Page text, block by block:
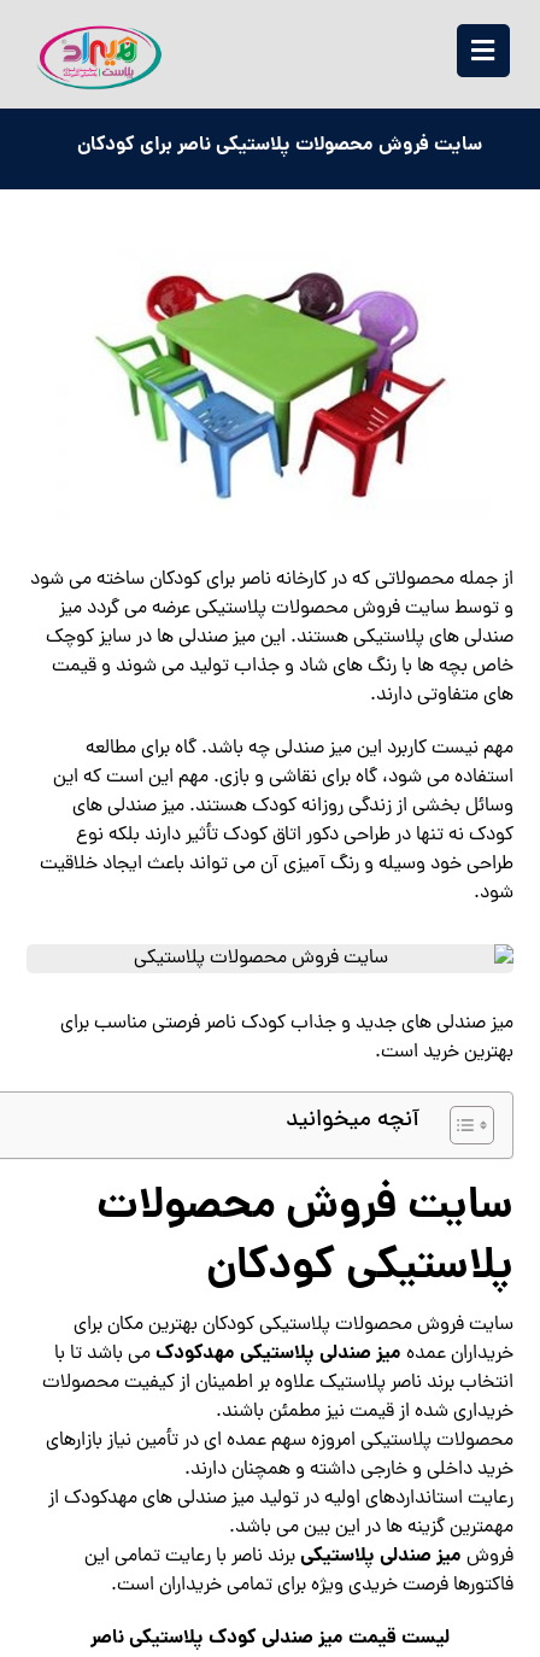
سایت فروش محصولات پلاستیکی ناصر برای کودکان
از جمله محصولاتی که در کارخانه ناصر برای کودکان ساخته می شود
و توسط سایت فروش محصولات پلاستیکی عرضه می گردد میز
صندلی های پلاستیکی هستند. این میز صندلی ها در سایز کوچک
خاص بچه ها با رنگ های شاد و جذاب تولید می شوند و قیمت
های متفاوتی دارند.
مهم نیست کاربرد این میز صندلی چه باشد. گاه برای مطالعه
استفاده می شود، گاه برای نقاشی و بازی. مهم این است که این
وسائل بخشی از زندگی روزانه کودک هستند. میز صندلی های
کودک نه تنها در طراحی دکور اتاق کودک تأثیر دارند بلکه نوع
طراحی خود وسیله و رنگ آمیزی آن می تواند باعث ایجاد خلاقیت
شود.
میز صندلی های جدید و جذاب کودک ناصر فرصتی مناسب برای
بهترین خرید است.
آنچه میخوانید
سایت فروش محصولات
پلاستیکی کودکان
سایت فروش محصولات پلاستیکی کودکان بهترین مکان برای
خریداران عمده میز صندلی پلاستیکی مهدکودکمی باشد تا با
انتخاب برند ناصر پلاستیک علاوه بر اطمینان از کیفیت محصولات
خریداری شده از قیمت نیز مطمئن باشند.
محصولات پلاستیکی امروزه سهم عمده ای در تأمین نیاز بازارهای
خرید داخلی و خارجی داشته و همچنان دارند.
رعایت استانداردهای اولیه در تولید میز صندلی های مهدکودک از
مهمترین گزینه ها در این بین می باشد.
فروش میز صندلی پلاستیکیبرند ناصر با رعایت تمامی این
فاکتورها فرصت خریدی ویژه برای تمامی خریداران است.
لیست قیمت میز صندلی کودک پلاستیکی ناصر